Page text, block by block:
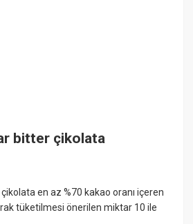
bitter çikolata
en az %70 kakao oranı içeren
tüketilmesi önerilen miktar 10 ile